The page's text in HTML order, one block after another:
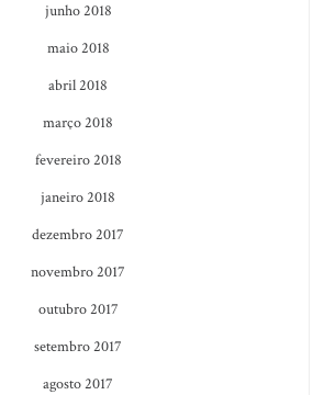
junho 2018
maio 2018
abril 2018
março 2018
fevereiro 2018
janeiro 2018
dezembro 2017
novembro 2017
outubro 2017
setembro 2017
agosto 2017